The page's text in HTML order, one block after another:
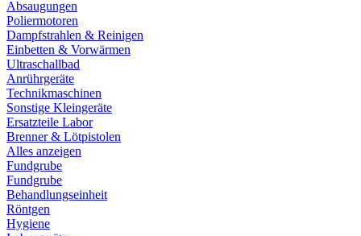
Absaugungen
Poliermotoren
Dampfstrahlen & Reinigen
Einbetten & Vorwärmen
Ultraschallbad
Anrührgeräte
Technikmaschinen
Sonstige Kleingeräte
Ersatzteile Labor
Brenner & Lötpistolen
Alles anzeigen
Fundgrube
Fundgrube
Behandlungseinheit
Röntgen
Hygiene